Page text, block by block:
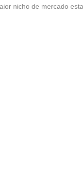
nicho de mercado